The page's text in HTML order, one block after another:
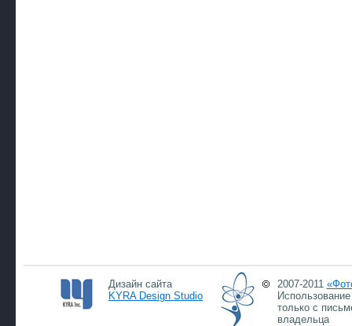
Дизайн сайта
KYRA Design Studio
2007-2011
только с
владельца